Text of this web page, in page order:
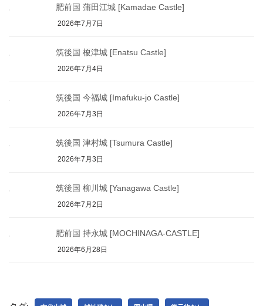
肥前国 蒲田江城 [Kamadae Castle]
2026年7月7日
筑後国 榎津城 [Enatsu Castle]
2026年7月4日
筑後国 今福城 [Imafuku-jo Castle]
2026年7月3日
筑後国 津村城 [Tsumura Castle]
2026年7月3日
筑後国 柳川城 [Yanagawa Castle]
2026年7月2日
肥前国 持永城 [MOCHINAGA-CASTLE]
2026年6月28日